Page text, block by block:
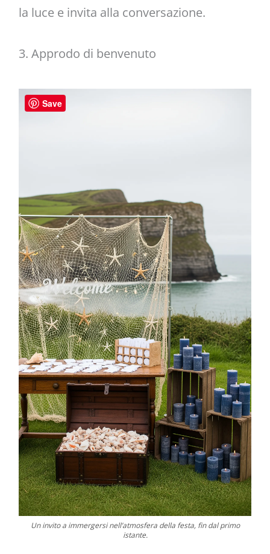
la luce e invita alla conversazione.
3. Approdo di benvenuto
Un invito a immergersi nell’atmosfera della festa, fin dal primo
istante.
Save